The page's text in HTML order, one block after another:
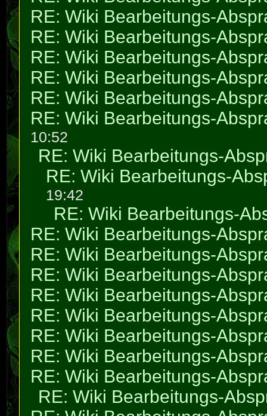
RE: Wiki Bearbeitungs-
RE: Wiki Bearbeitungs-
RE: Wiki Bearbeitungs-
RE: Wiki Bearbeitungs-
RE: Wiki Bearbeitungs-
RE: Wiki Bearbeitungs-
10:52
RE: Wiki Bearbeitungs-
RE: Wiki Bearbeitungs-
19:42
RE: Wiki Bearbeitungs-
RE: Wiki Bearbeitungs-
RE: Wiki Bearbeitungs-
RE: Wiki Bearbeitungs-
RE: Wiki Bearbeitungs-
RE: Wiki Bearbeitungs-
RE: Wiki Bearbeitungs-
RE: Wiki Bearbeitungs-
RE: Wiki Bearbeitungs-
RE: Wiki Bearbeitungs-